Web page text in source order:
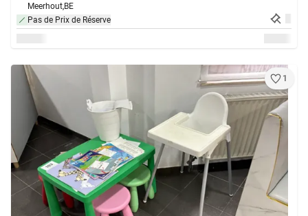
Meerhout,BE
Pas de Prix de Réserve
1